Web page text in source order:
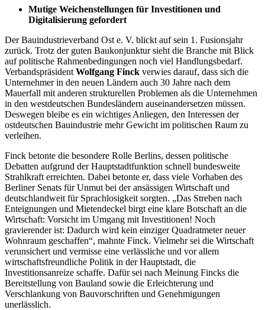
Mutige Weichenstellungen für Investitionen und
Digitalisierung gefordert
Der Bauindustrieverband Ost e. V. blickt auf sein 1. Fusionsjahr
zurück. Trotz der guten Baukonjunktur sieht die Branche mit Blick
auf politische Rahmenbedingungen noch viel Handlungsbedarf.
Verbandspräsident Wolfgang Finck verwies darauf, dass sich die
Unternehmer in den neuen Ländern auch 30 Jahre nach dem
Mauerfall mit anderen strukturellen Problemen als die Unternehmen
in den westdeutschen Bundesländern auseinandersetzen müssen.
Deswegen bleibe es ein wichtiges Anliegen, den Interessen der
ostdeutschen Bauindustrie mehr Gewicht im politischen Raum zu
verleihen.
Finck betonte die besondere Rolle Berlins, dessen politische
Debatten aufgrund der Hauptstadtfunktion schnell bundesweite
Strahlkraft erreichten. Dabei betonte er, dass viele Vorhaben des
Berliner Senats für Unmut bei der ansässigen Wirtschaft und
deutschlandweit für Sprachlosigkeit sorgten. „Das Streben nach
Enteignungen und Mietendeckel birgt eine klare Botschaft an die
Wirtschaft: Vorsicht im Umgang mit Investitionen! Noch
gravierender ist: Dadurch wird kein einziger Quadratmeter neuer
Wohnraum geschaffen“, mahnte Finck. Vielmehr sei die Wirtschaft
verunsichert und vermisse eine verlässliche und vor allem
wirtschaftsfreundliche Politik in der Hauptstadt, die
Investitionsanreize schaffe. Dafür sei nach Meinung Fincks die
Bereitstellung von Bauland sowie die Erleichterung und
Verschlankung von Bauvorschriften und Genehmigungen
unerlässlich.